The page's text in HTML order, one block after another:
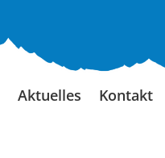
Aktuelles Kontakt